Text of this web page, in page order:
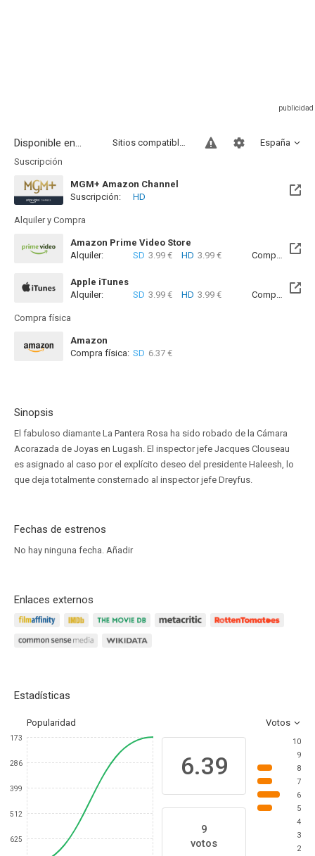
Disponible en... España
Sitios compatibles
Suscripción
MGM+ Amazon Channel
Suscripción:
HD
Alquiler y Compra
Amazon Prime Video Store
Alquiler:
SD 3.99 € HD 3.99 € Compra: SD
Apple iTunes
Alquiler:
SD 3.99 € HD 3.99 € Compra: SD
Compra física
Amazon
Compra física: SD 6.37 €
Sinopsis
El fabuloso diamante La Pantera Rosa ha sido robado de la Cámara
Acorazada de Joyas en Lugash. El inspector jefe Jacques Clouseau
es asignado al caso por el explícito deseo del presidente Haleesh, lo
que deja totalmente consternado al inspector jefe Dreyfus.
Fechas de estrenos
No hay ninguna fecha. Añadir
Enlaces externos
Estadísticas
Popularidad Votos
173
286
399
512
625
6.39
9
votos
10
9
8
7
6
5
4
3
2